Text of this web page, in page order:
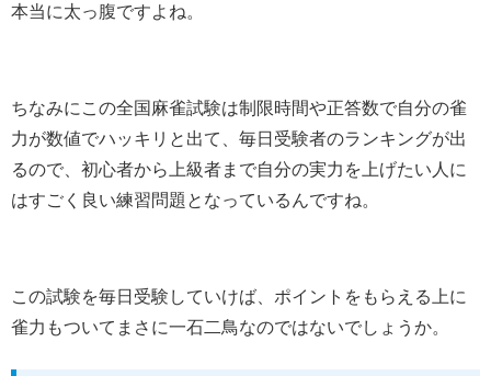
本当に太っ腹ですよね。
ちなみにこの全国麻雀試験は制限時間や正答数で自分の雀
力が数値でハッキリと出て、毎日受験者のランキングが出
るので、初心者から上級者まで自分の実力を上げたい人に
はすごく良い練習問題となっているんですね。
この試験を毎日受験していけば、ポイントをもらえる上に
雀力もついてまさに一石二鳥なのではないでしょうか。